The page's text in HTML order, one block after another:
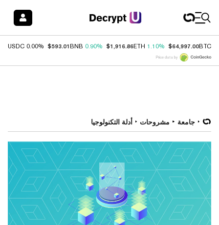
BTC
$64,997.00
1.10%
ETH
$1,916.86
0.90%
BNB
$593.01
0.00%
USDC
Price data by
جامعة مشروحات أدلة التكنولوجيا